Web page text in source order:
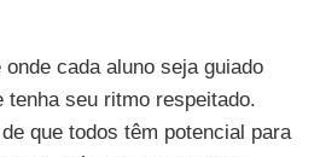
onde cada aluno seja guiado
seu ritmo respeitado.
que todos têm potencial para